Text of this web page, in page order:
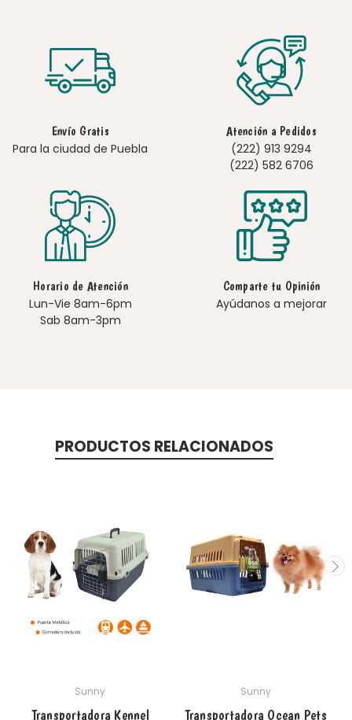
Envío Gratis
Para la ciudad de Puebla
Atención a Pedidos
(222) 913 9294
(222) 582 6706
Horario de Atención
Lun-Vie 8am-6pm
Sab 8am-3pm
Comparte tu Opinión
Ayúdanos a mejorar
PRODUCTOS RELACIONADOS
Sunny
Transportadora Kennel
Sunny
Transportadora Ocean Pets